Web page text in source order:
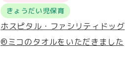
きょうだい児保育
ホスピタル・ファシリティドッグ
®ミコのタオルをいただきました